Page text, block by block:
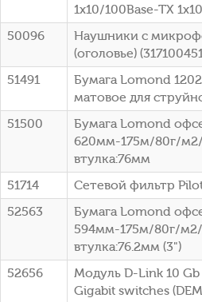
1x10/100Base-TX
50096
Наушники с
(оголовье)
51491
Бумага Lomond
матовое для
51500
Бумага Lomond
620мм-175м/80г/
втулка:76мм
51714
Сетевой фильтр
52563
Бумага Lomond
594мм-175м/80г/
втулка:76.2мм (3")
52656
Модуль D-Link 10 Gb
Gigabit switches